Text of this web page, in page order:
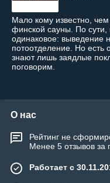
Мало кому известно, чем
финской сауны. По сути,
одинаковое: выведение
потоотделение. Но есть
знают лишь заядлые
поговорим.
О нас
Рейтинг не
Менее 5 отзывов за
Работает с